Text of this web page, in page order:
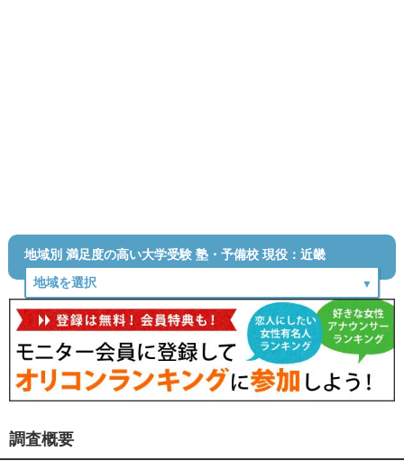
地域別 満足度の高い大学受験 塾・予備校 現役：近畿
調査概要